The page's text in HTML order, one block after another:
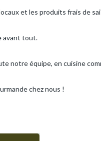
et les produits frais de
avant tout.
notre équipe, en cuisine
chez nous !